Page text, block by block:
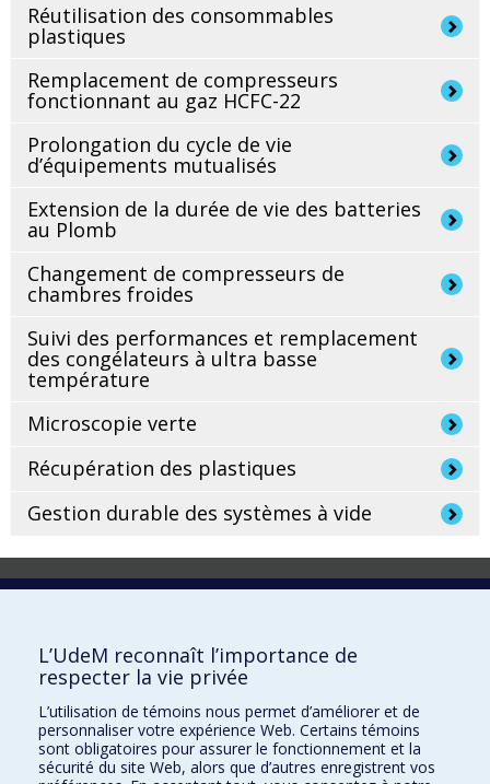
Réutilisation des consommables
plastiques
Remplacement de compresseurs
fonctionnant au gaz HCFC-22
Prolongation du cycle de vie
d’équipements mutualisés
Extension de la durée de vie des batteries
au Plomb
Changement de compresseurs de
chambres froides
Suivi des performances et remplacement
des congélateurs à ultra basse
température
Microscopie verte
Récupération des plastiques
Gestion durable des systèmes à vide
Laboratoire d'innovation
Vice-rectorat aux affaires étudiantes et aux études
Inven_T
Consortium Santé Numérique
L’UdeM reconnaît l’importance de
respecter la vie privée
L’utilisation de témoins nous permet d’améliorer et de
personnaliser votre expérience Web. Certains témoins
sont obligatoires pour assurer le fonctionnement et la
sécurité du site Web, alors que d’autres enregistrent vos